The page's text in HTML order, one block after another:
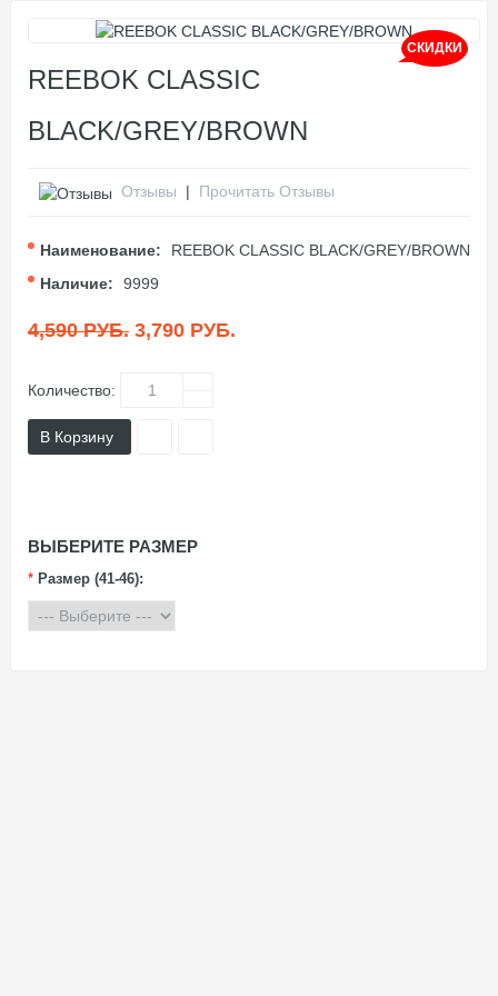
СКИДКИ
REEBOK CLASSIC
BLACK/GREY/BROWN
Отзывы | Прочитать Отзывы
Наименование:
REEBOK CLASSIC BLACK/GREY/BROWN
Наличие:
9999
4,590 РУБ. 3,790 РУБ.
Количество:
В Корзину
ВЫБЕРИТЕ РАЗМЕР
* Размер (41-46):